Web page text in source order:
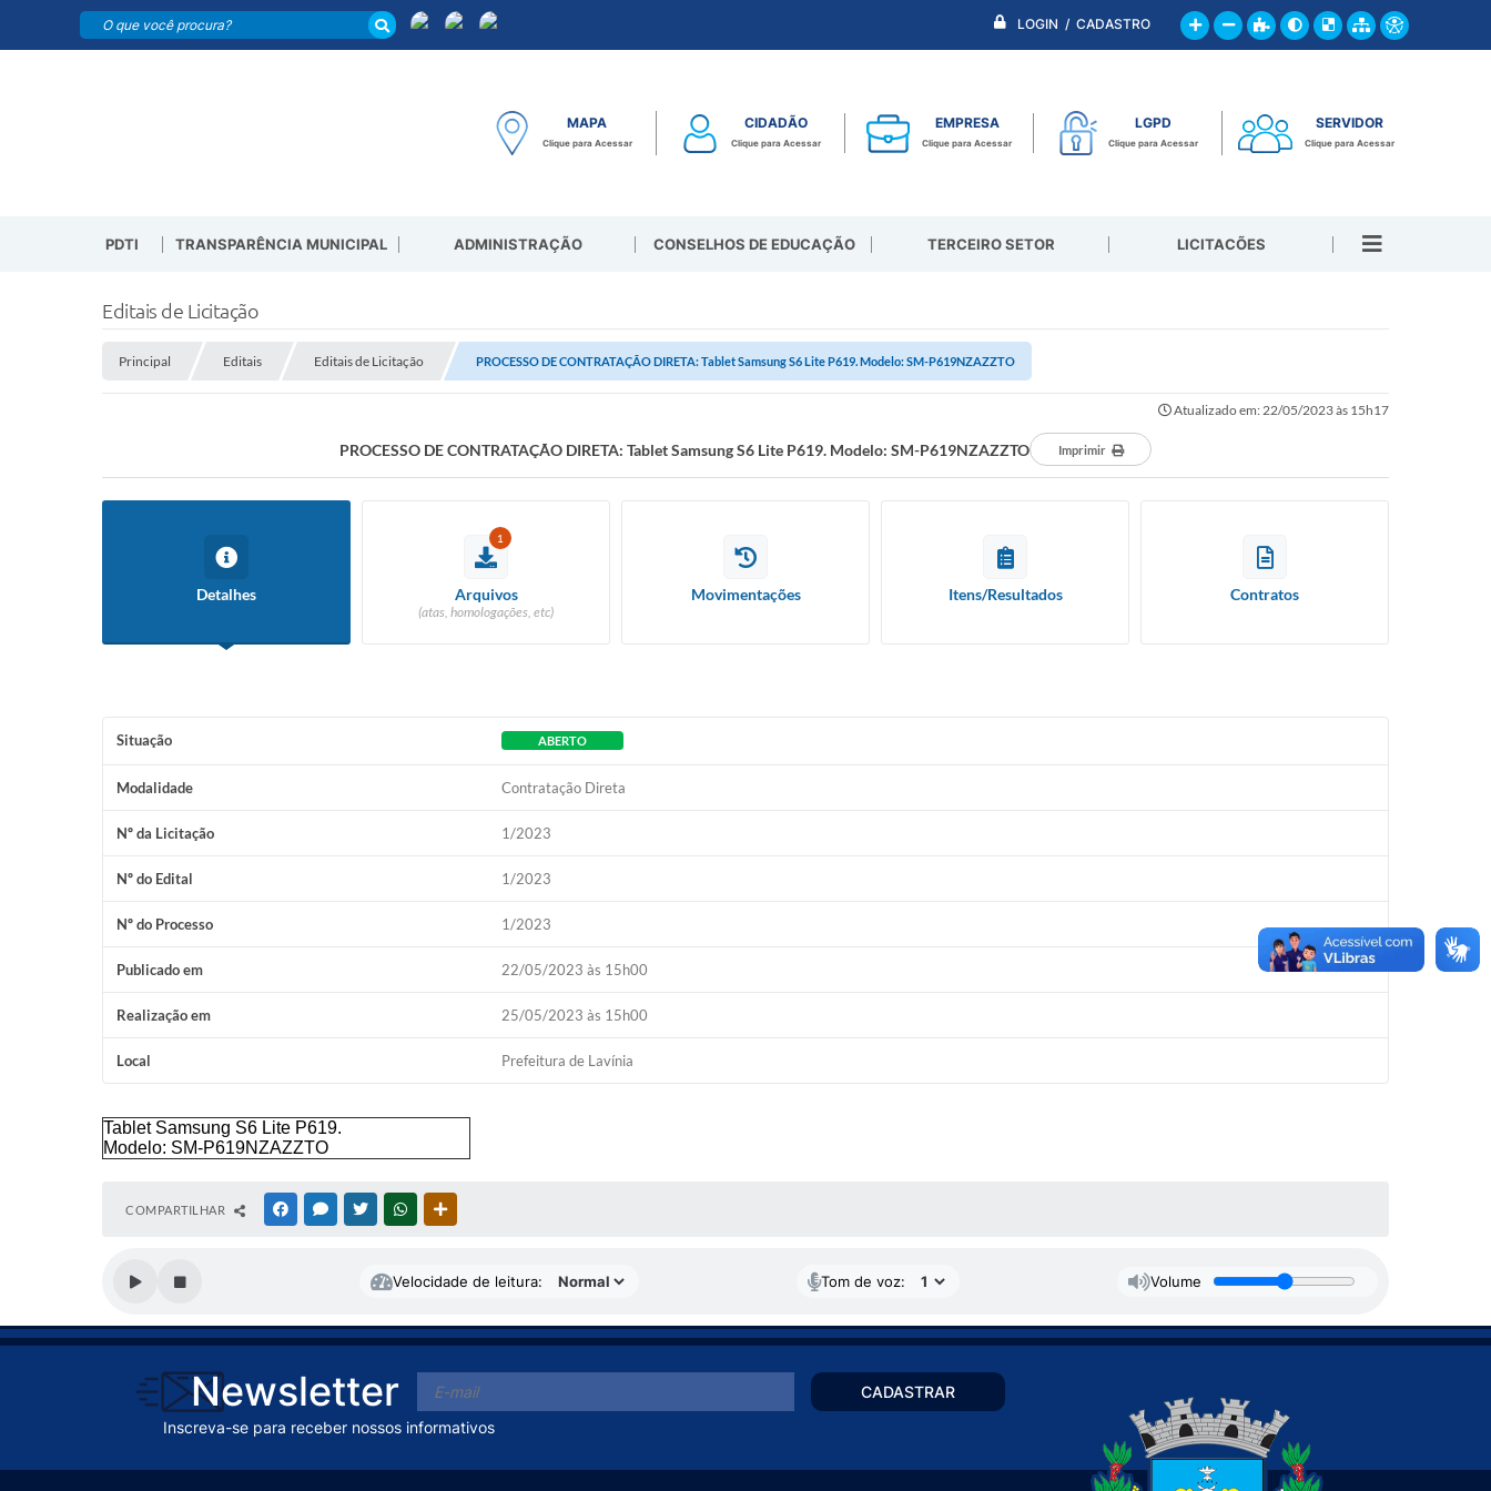
LOGIN / CADASTRO
MAPA
Clique para Acessar
CIDADÃO
Clique para Acessar
EMPRESA
Clique para Acessar
LGPD
Clique para Acessar
SERVIDOR
Clique para Acessar
PDTI TRANSPARÊNCIA MUNICIPAL ADMINISTRAÇÃO CONSELHOS DE EDUCAÇÃO TERCEIRO SETOR LICITACÕES
Editais de Licitação
Principal Editais Editais de Licitação PROCESSO DE CONTRATAÇÃO DIRETA: Tablet Samsung S6 Lite P619. Modelo: SM-P619NZAZZTO
Atualizado em: 22/05/2023 às 15h17
PROCESSO DE CONTRATAÇÃO DIRETA: Tablet Samsung S6 Lite P619. Modelo: SM-P619NZAZZTO Imprimir
Detalhes
1
Arquivos
(atas, homologações, etc)
Movimentações Itens/Resultados Contratos
Situação ABERTO
Modalidade Contratação Direta
Nº da Licitação 1/2023
Nº do Edital 1/2023
Nº do Processo 1/2023
Publicado em 22/05/2023 às 15h00
Realização em 25/05/2023 às 15h00
Local Prefeitura de Lavínia
Tablet Samsung S6 Lite P619.
Modelo: SM-P619NZAZZTO
COMPARTILHAR FACEBOOKMESSENGER
TWITTERWHATSAPP
Velocidade de leitura: Tom de voz: Volume
Newsletter
Inscreva-se para receber nossos informativos
CADASTRAR